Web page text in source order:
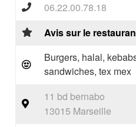
06.22.00.78.18
Avis sur le
Burgers, halal,
sandwiches, tex mex
11 bd bernabo
13015 Marseille